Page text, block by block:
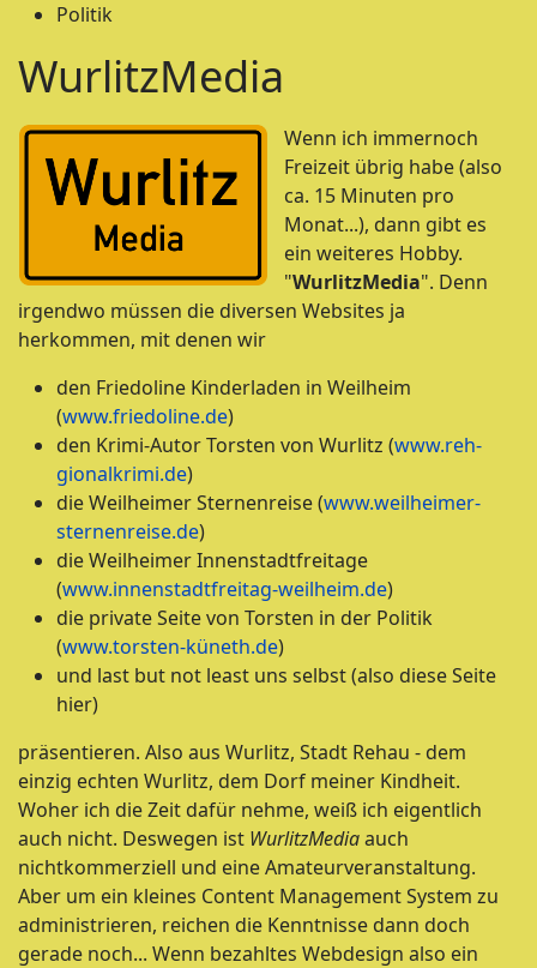
Politik
WurlitzMedia
Wenn ich immernoch
Freizeit übrig habe (also
ca. 15 Minuten pro
Monat...), dann gibt es
ein weiteres Hobby.
"WurlitzMedia". Denn
irgendwo müssen die diversen Websites ja
herkommen, mit denen wir
den Friedoline Kinderladen in Weilheim
(www.friedoline.de)
den Krimi-Autor Torsten von Wurlitz (www.reh-
gionalkrimi.de)
die Weilheimer Sternenreise (www.weilheimer-
sternenreise.de)
die Weilheimer Innenstadtfreitage
(www.innenstadtfreitag-weilheim.de)
die private Seite von Torsten in der Politik
(www.torsten-küneth.de)
und last but not least uns selbst (also diese Seite
hier)
präsentieren. Also aus Wurlitz, Stadt Rehau - dem
einzig echten Wurlitz, dem Dorf meiner Kindheit.
Woher ich die Zeit dafür nehme, weiß ich eigentlich
auch nicht. Deswegen ist WurlitzMediaauch
nichtkommerziell und eine Amateurveranstaltung.
Aber um ein kleines Content Management System zu
administrieren, reichen die Kenntnisse dann doch
gerade noch... Wenn bezahltes Webdesign also ein